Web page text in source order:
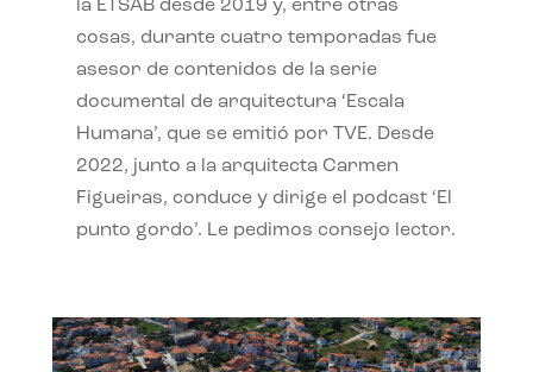
la ETSAB desde 2019 y, entre otras
cosas, durante cuatro temporadas fue
asesor de contenidos de la serie
documental de arquitectura ‘Escala
Humana’, que se emitió por TVE. Desde
2022, junto a la arquitecta Carmen
Figueiras, conduce y dirige el podcast ‘El
punto gordo’. Le pedimos consejo lector.